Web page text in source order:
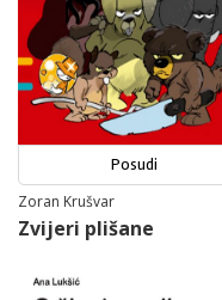
Posudi
Zoran Krušvar
Zvijeri plišane